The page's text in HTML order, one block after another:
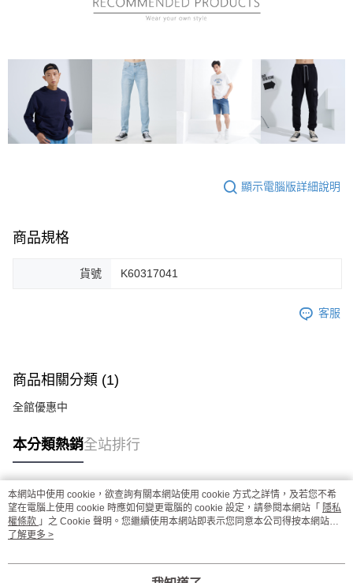
顯示電腦版詳細說明
商品規格
貨號 K60317041
客服
商品相關分類 (1)
全館優惠中
本分類熱銷全站排行
熱門標籤
本網站中使用 cookie，欲查詢有關本網站使用 cookie 方式之詳情，及若您不希
望在電腦上使用 cookie 時應如何變更電腦的 cookie 設定，請參閱本網站「 隱私
權條款 」之 Cookie 聲明。您繼續使用本網站即表示您同意本公司得按本網站使
用條款之 Cookie 聲明使用 cookie。
了解更多 >